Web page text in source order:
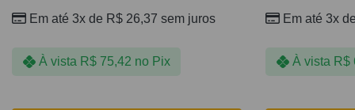
Em até 3x de R$ 26,37 sem juros
À vista R$75,42 no Pix
Em até 3x
À vista R$